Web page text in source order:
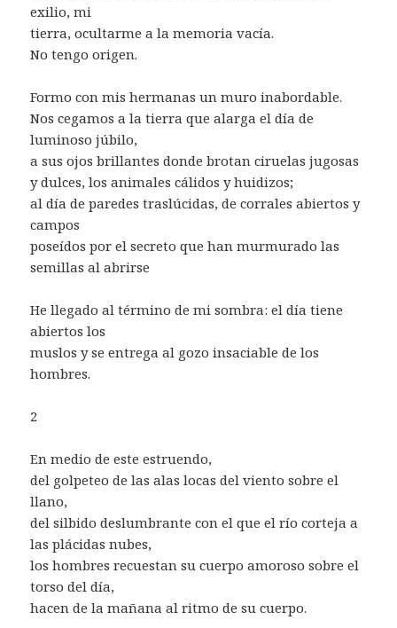
exilio, mi
tierra, ocultarme a la memoria vacía.
No tengo origen.
Formo con mis hermanas un muro inabordable.
Nos cegamos a la tierra que alarga el día de
luminoso júbilo,
a sus ojos brillantes donde brotan ciruelas jugosas
y dulces, los animales cálidos y huidizos;
al día de paredes traslúcidas, de corrales abiertos y
campos
poseídos por el secreto que han murmurado las
semillas al abrirse
He llegado al término de mi sombra: el día tiene
abiertos los
muslos y se entrega al gozo insaciable de los
hombres.
2
En medio de este estruendo,
del golpeteo de las alas locas del viento sobre el
llano,
del silbido deslumbrante con el que el río corteja a
las plácidas nubes,
los hombres recuestan su cuerpo amoroso sobre el
torso del día,
hacen de la mañana al ritmo de su cuerpo.